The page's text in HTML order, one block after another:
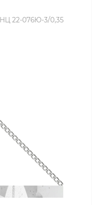
НЦ 22-076Ю-3/0,35